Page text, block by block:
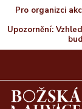
Pro organizci
Upozornění: